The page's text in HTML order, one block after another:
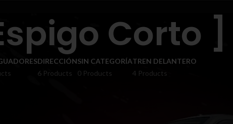
Corto ]
DIRECCIÓN
6 Products
SIN CATEGORÍA
0 Products
TREN DELANTERO
4 Products